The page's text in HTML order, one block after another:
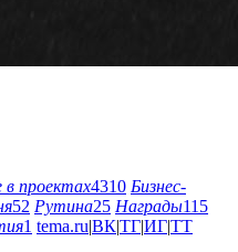
проектах4310 Бизнес-
52 Рутина25 Награды115
1 tema.ru|ВК|ТГ|ИГ|ТТ